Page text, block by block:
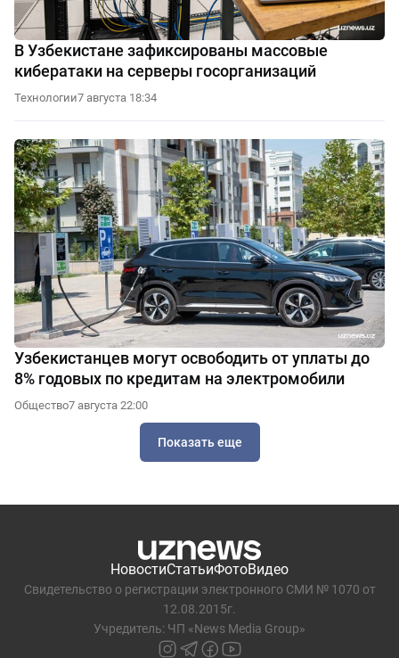
В Узбекистане зафиксированы массовые
кибератаки на серверы госорганизаций
Технологии7 августа 18:34
Узбекистанцев могут освободить от уплаты до
8% годовых по кредитам на электромобили
Общество7 августа 22:00
Показать еще
НовостиСтатьиФотоВидео
Свидетельство о регистрации электронного СМИ № 1070 от
12.08.2015г.
Учредитель: ЧП «News Media Group»